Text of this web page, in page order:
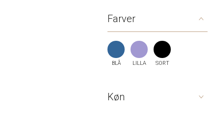
Farver
BLÅ LILLA SORT
Køn